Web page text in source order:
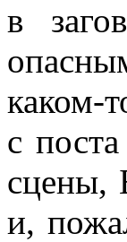
в
каком-
с
сцены,
и,